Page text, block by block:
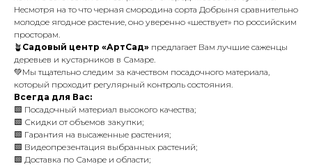
Несмотря на то что черная смородина сорта Добрыня сравнительно
молодое ягодное растение, оно уверенно «шествует» по российским
просторам.
🪴 Садовый центр «АртСад» предлагает Вам лучшие саженцы
деревьев и кустарников в Самаре.
💚Мы тщательно следим за качеством посадочного материала,
который проходит регулярный контроль состояния.
Всегда для Вас:
🟩 Посадочный материал высокого качества;
🟩 Скидки от объемов закупки;
🟩 Гарантия на высаженные растения;
🟩 Видеопрезентация выбранных растений;
🟩 Доставка по Самаре и области;